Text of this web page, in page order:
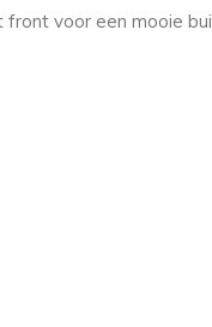
voor een mooie